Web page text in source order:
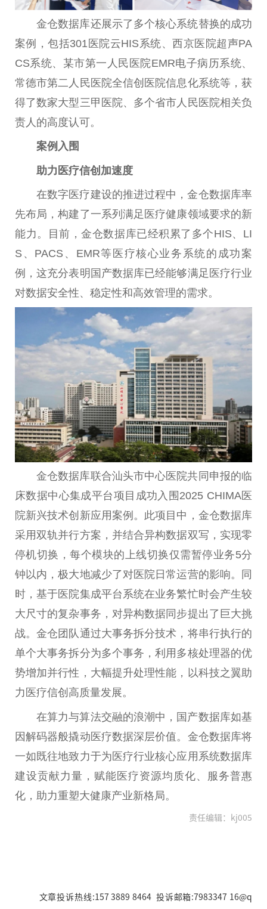
金仓数据库还展示了多个核心系统替换的成功
案例，包括301医院云HIS系统、西京医院超声PA
CS系统、某市第一人民医院EMR电子病历系统、
常德市第二人民医院全信创医院信息化系统等，获
得了数家大型三甲医院、多个省市人民医院相关负
责人的高度认可。
案例入围
助力医疗信创加速度
在数字医疗建设的推进过程中，金仓数据库率
先布局，构建了一系列满足医疗健康领域要求的新
能力。目前，金仓数据库已经积累了多个HIS、LI
S、PACS、EMR等医疗核心业务系统的成功案
例，这充分表明国产数据库已经能够满足医疗行业
对数据安全性、稳定性和高效管理的需求。
金仓数据库联合汕头市中心医院共同申报的临
床数据中心集成平台项目成功入围2025 CHIMA医
院新兴技术创新应用案例。此项目中，金仓数据库
采用双轨并行方案，并结合异构数据双写，实现零
停机切换，每个模块的上线切换仅需暂停业务5分
钟以内，极大地减少了对医院日常运营的影响。同
时，基于医院集成平台系统在业务繁忙时会产生较
大尺寸的复杂事务，对异构数据同步提出了巨大挑
战。金仓团队通过大事务拆分技术，将串行执行的
单个大事务拆分为多个事务，利用多核处理器的优
势增加并行性，大幅提升处理性能，以科技之翼助
力医疗信创高质量发展。
在算力与算法交融的浪潮中，国产数据库如基
因解码器般撬动医疗数据深层价值。金仓数据库将
一如既往地致力于为医疗行业核心应用系统数据库
建设贡献力量，赋能医疗资源均质化、服务普惠
化，助力重塑大健康产业新格局。
责任编辑：kj005
文章投诉热线:157 3889 8464 投诉邮箱:7983347 16@q